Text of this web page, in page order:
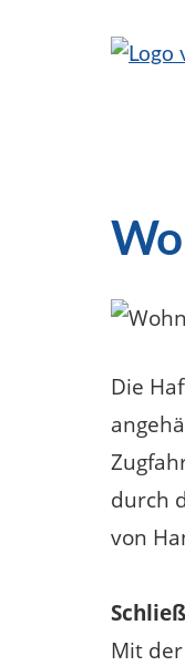
Die
durch
von
Mit